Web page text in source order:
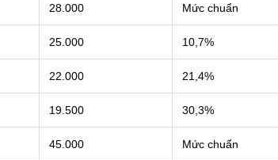
28.000 Mức chuẩn
25.000 10,7%
22.000 21,4%
19.500 30,3%
45.000 Mức chuẩn